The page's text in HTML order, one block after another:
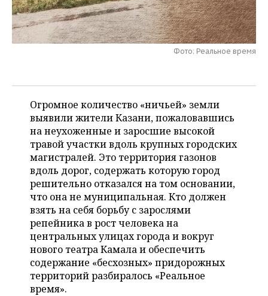
ЭНЕРГЕТИКА
УСЛУГИ
МЕДИА
ТЕЛЕКОММУНИКАЦИИ
ВЫЕЗДНАЯ РЕДАКЦИЯ
БИЗНЕС-БРАНЧИ
НОВОСТИ СПОРТА
ФУТБОЛ
ВОЛЕЙБОЛ
КИБЕРСПОРТ
ФИГУРНОЕ КАТАНИЕ
ВОДНЫЕ ВИДЫ СПОРТА
ХОККЕЙ С МЯЧОМ
ОБЩЕСТВО
НОВОСТИ ОБЩЕСТВА
ИСТОРИЯ
КУЛЬТУРА
МЕДИЦИНА
ОБРАЗОВАНИЕ
ПРОИСШЕСТВИЯ
ФОТОГАЛЕРЕЯ
СПИСОК ПЕРСОН
СПИСОК КОМПАНИЙ
ПОЛНАЯ ВЕРСИЯ
Фото: Реальное время
Огромное количество «ничьей» земли
выявили жители Казани, пожаловавшись
на неухоженные и заросшие высокой
травой участки вдоль крупных городских
магистралей. Это территория газонов
вдоль дорог, содержать которую город
решительно отказался на том основании,
что она не муниципальная. Кто должен
взять на себя борьбу с зарослями
репейника в рост человека на
центральных улицах города и вокруг
нового театра Камала и обеспечить
содержание «бесхозных» придорожных
территорий разбиралось «Реальное
время».